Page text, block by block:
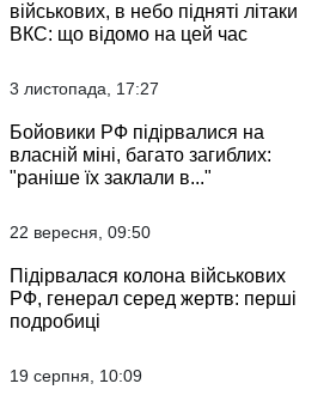
військових, в небо підняті літаки
ВКС: що відомо на цей час
3 листопада, 17:27
Бойовики РФ підірвалися на
власній міні, багато загиблих:
"раніше їх заклали в..."
22 вересня, 09:50
Підірвалася колона військових
РФ, генерал серед жертв: перші
подробиці
19 серпня, 10:09